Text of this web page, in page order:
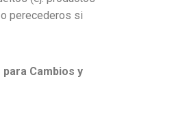
perecederos si
Cambios y